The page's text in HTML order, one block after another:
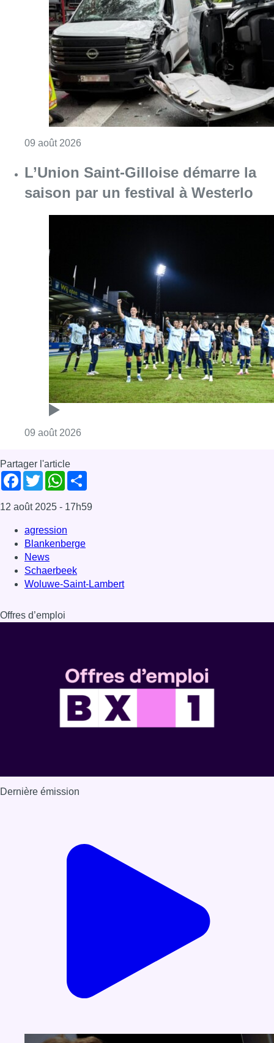
09 août 2026
L’Union Saint-Gilloise démarre la
saison par un festival à Westerlo
09 août 2026
Partager l'article
Facebook
TwitterWhatsApp
12 août 2025 - 17h59
agression
Blankenberge
News
Schaerbeek
Woluwe-Saint-Lambert
Offres d’emploi
Dernière émission